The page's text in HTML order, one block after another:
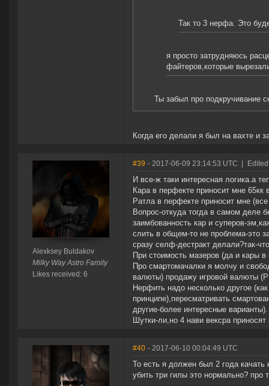
Так то 3 нерфа. Это
я просто затрудняюсь
файтеров,которые
Ты забыл про подкручивание
Когда его делали я был на вахте и
Alexksey Buldakov
Milky Way Astro Family
Likes received: 6
#39 - 2017-06-09 23:14:53 UTC
И все-ж таки интересная логика.а
Кара в перфекте приносит мне 65кк
Ратла в перфекте приносит мне
Вопрос-откуда тогда в самом деле
заимбованность кар и суперов-
слить в общем-то не проблема-это
сразу селф-дестракт делали?так-
При стоимость мазеров (да и кары
Про смартомачалки я молчу и
валюты) продажу игровой валюты
Нерфить надо несколько другое
принципе),пересматривать
другие-более интересные варианты).
Шутки-ли,но 4 нави вексра
#40 - 2017-06-10 00:04:49 UTC
То есть я должен был 2 года качать
убить три гилы это нормально? про